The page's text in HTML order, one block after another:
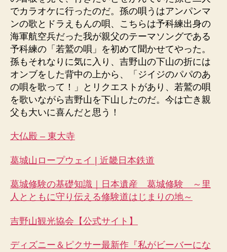
でカラオケに行ったのだ。孫の唄うはアンパンマ
ンの歌とドラえもんの唄、こちらは予科練出身の
海軍航空兵だった我が親父のテーマソングである
予科練の「若鷲の唄」を初めて聞かせてやった。
孫もそれなりに気に入り、吉野山の下山の折には
オンブをした背中の上から、「ジイジのパパのあ
の唄を歌って！」とリクエストがあり、若鷲の唄
を歌いながら吉野山を下山したのだ。今は亡き親
父も大いに喜んだと思う！
大仏殿 – 東大寺
葛城山ロープウェイ | 近畿日本鉄道
葛城修験の基礎知識｜日本遺産 葛城修験 ～里
人とともに守り伝える修験道はじまりの地～
吉野山観光協会【公式サイト】
ディズニー＆ピクサー最新作『私がビーバーにな